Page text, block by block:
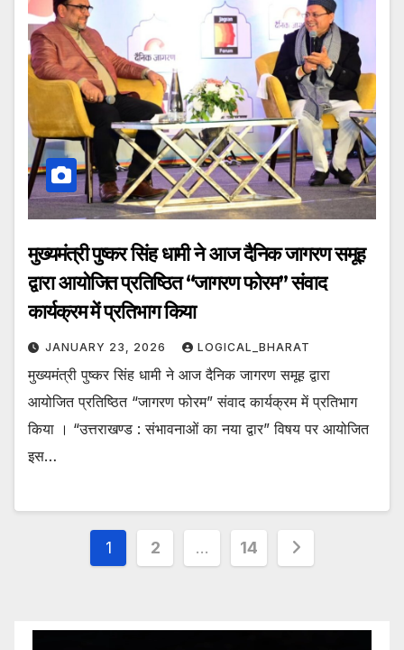
मुख्यमंत्री पुष्कर सिंह धामी ने आज दैनिक जागरण समूह
द्वारा आयोजित प्रतिष्ठित “जागरण फोरम” संवाद
कार्यक्रम में प्रतिभाग किया
JANUARY 23, 2026 LOGICAL_BHARAT
मुख्यमंत्री पुष्कर सिंह धामी ने आज दैनिक जागरण समूह द्वारा
आयोजित प्रतिष्ठित “जागरण फोरम” संवाद कार्यक्रम में प्रतिभाग
किया । “उत्तराखण्ड : संभावनाओं का नया द्वार” विषय पर आयोजित
इस…
Posts
1 2 … 14